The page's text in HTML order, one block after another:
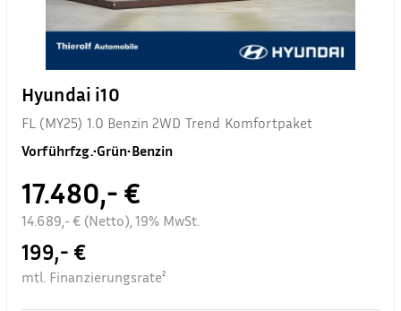
Hyundai i10
FL (MY25) 1.0 Benzin 2WD Trend Komfortpaket
Vorführfzg.•Grün•Benzin
17.480,- €
14.689,- € (Netto), 19% MwSt.
199,- €
mtl. Finanzierungsrate²